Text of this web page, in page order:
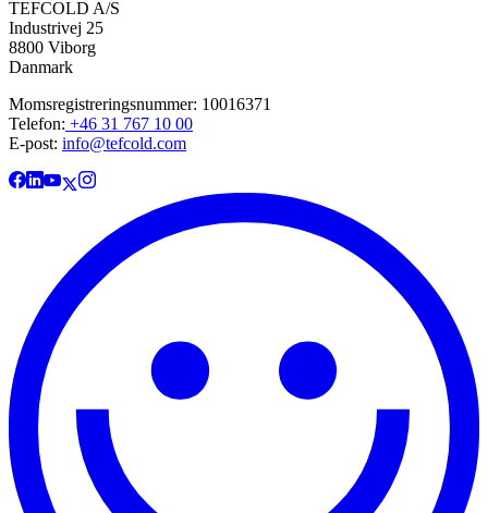
TEFCOLD A/S
Industrivej 25
8800 Viborg
Danmark
Momsregistreringsnummer: 10016371
Telefon: +46 31 767 10 00
E-post: info@tefcold.com